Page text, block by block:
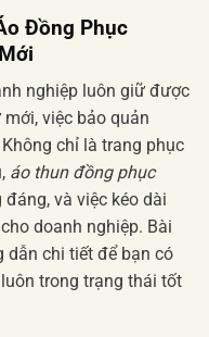
Đồng Phục
nghiệp luôn giữ được
mới, việc bảo quản
chỉ là trang phục
áo thun đồng phục
và việc kéo dài
doanh nghiệp. Bài
dẫn chi tiết để bạn có
trong trạng thái tốt